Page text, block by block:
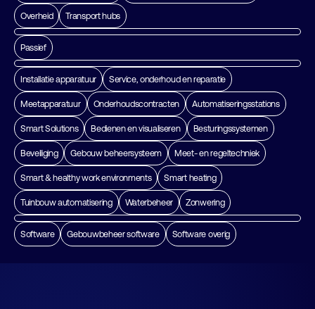
Overheid Transport hubs
Passief
Installatie apparatuur Service, onderhoud en reparatie
Meetapparatuur Onderhoudscontracten Automatiseringsstations
Smart Solutions Bedienen en visualiseren Besturingssystemen
Beveiliging Gebouw beheersysteem Meet- en regeltechniek
Smart & healthy work environments Smart heating
Tuinbouw automatisering Waterbeheer Zonwering
Software Gebouwbeheer software Software overig